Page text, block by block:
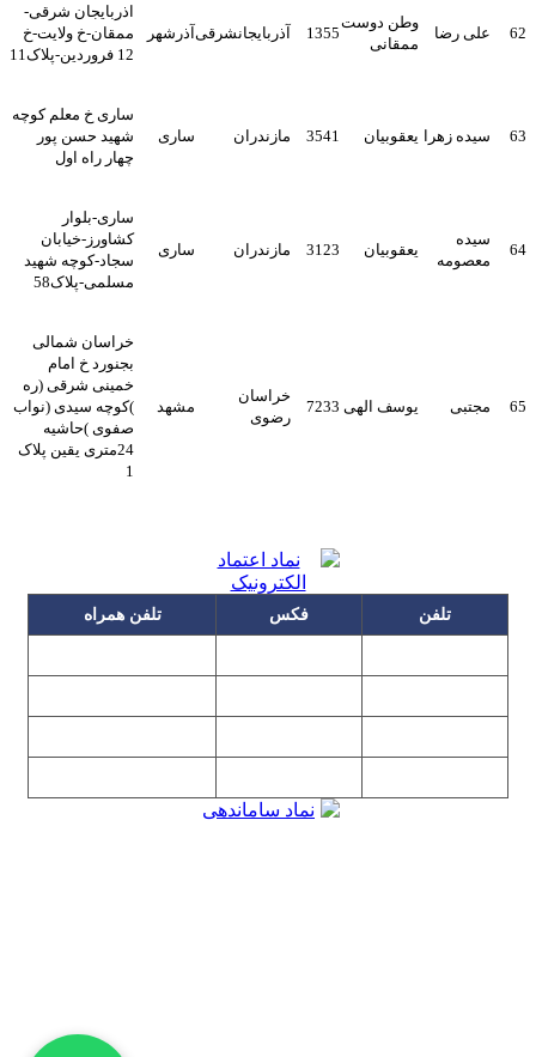
62 علی رضا
وطن دوست
ممقانی
1355 آذربایجانشرقی آذرشهر
اذربایجان شرقی-
ممقان-خ ولایت-خ
12 فروردین-پلاک11
63 سیده زهرا یعقوبیان 3541 مازندران ساری
ساری خ معلم کوچه
شهید حسن پور
چهار راه اول
64
سیده
معصومه
یعقوبیان 3123 مازندران ساری
ساری-بلوار
کشاورز-خیابان
سجاد-کوچه شهید
مسلمی-پلاک58
65 مجتبی یوسف الهی 7233
خراسان
رضوی
مشهد
خراسان شمالی
بجنورد خ امام
خمینی شرقی (ره
)کوچه سیدی (نواب
صفوی )حاشیه
24متری یقین پلاک
1
تلفن فکس تلفن همراه